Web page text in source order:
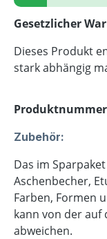
Gesetzlicher
Dieses Produkt
stark abhängig
Zubehör:
Das im
Aschenbecher,
Farben, Formen
kann von der auf
abweichen.